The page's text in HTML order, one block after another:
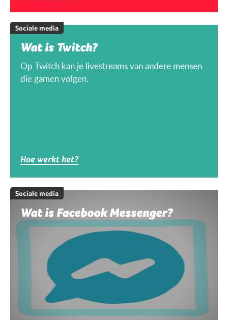
Sociale media
Wat is Twitch?
Op Twitch kan je livestreams van andere mensen
die gamen volgen.
Hoe werkt het?
Sociale media
Wat is Facebook Messenger?